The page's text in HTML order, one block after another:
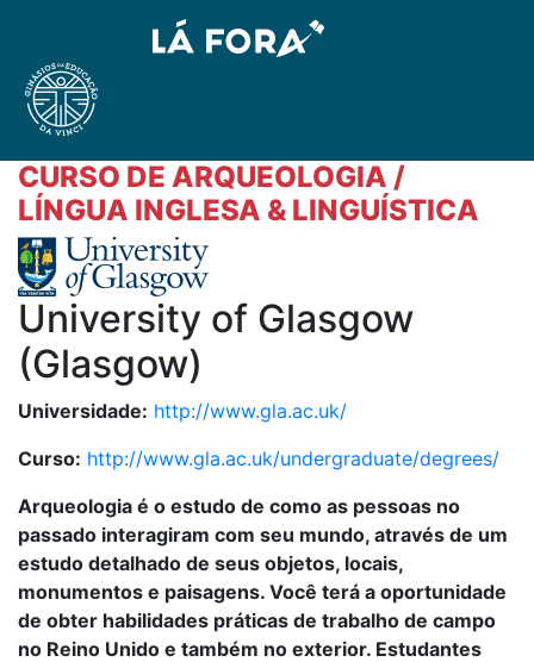
CURSO DE ARQUEOLOGIA /
LÍNGUA INGLESA & LINGUÍSTICA
University of Glasgow
(Glasgow)
Universidade: http://www.gla.ac.uk/
Curso: http://www.gla.ac.uk/undergraduate/degrees/
Arqueologia é o estudo de como as pessoas no
passado interagiram com seu mundo, através de um
estudo detalhado de seus objetos, locais,
monumentos e paisagens. Você terá a oportunidade
de obter habilidades práticas de trabalho de campo
no Reino Unido e também no exterior. Estudantes